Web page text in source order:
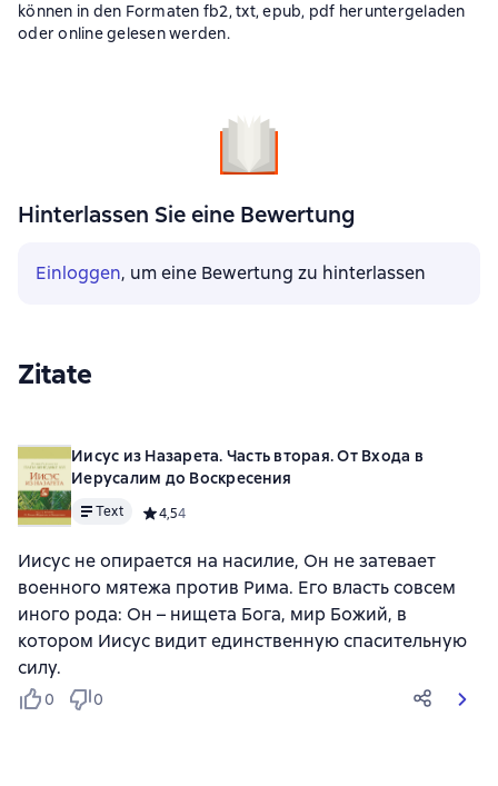
können in den Formaten fb2, txt, epub, pdf heruntergeladen
oder online gelesen werden.
Hinterlassen Sie eine Bewertung
Einloggen, um eine Bewertung zu hinterlassen
Zitate
Иисус из Назарета. Часть вторая. От Входа в
Иерусалим до Воскресения
Text Средний рейтинг 4,5 на основе 4 оценок
4,54
Иисус не опирается на насилие, Он не затевает
военного мятежа против Рима. Его власть совсем
иного рода: Он – нищета Бога, мир Божий, в
котором Иисус видит единственную спасительную
силу.
0 0